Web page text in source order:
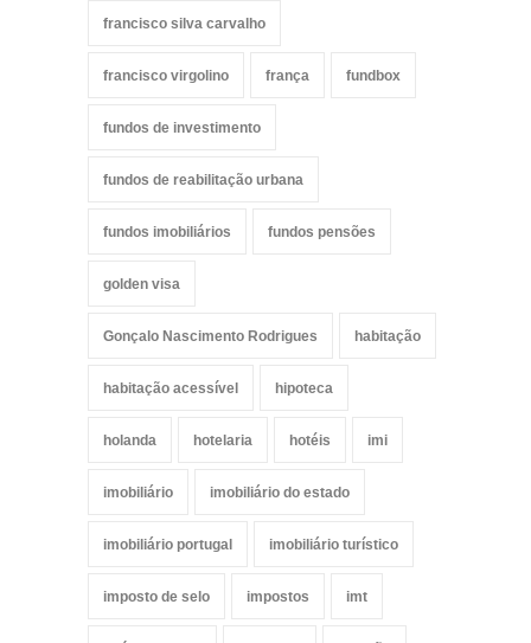
francisco silva carvalho
francisco virgolino frança fundbox
fundos de investimento
fundos de reabilitação urbana
fundos imobiliários fundos pensões
golden visa
Gonçalo Nascimento Rodrigues habitação
habitação acessível hipoteca
holanda hotelaria hotéis imi
imobiliário imobiliário do estado
imobiliário portugal imobiliário turístico
imposto de selo impostos imt